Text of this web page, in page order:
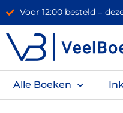
Voor 12:00 besteld =
Alle Boeken